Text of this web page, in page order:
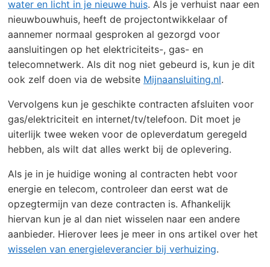
water en licht in je nieuwe huis. Als je verhuist naar een
nieuwbouwhuis, heeft de projectontwikkelaar of
aannemer normaal gesproken al gezorgd voor
aansluitingen op het elektriciteits-, gas- en
telecomnetwerk. Als dit nog niet gebeurd is, kun je dit
ook zelf doen via de website Mijnaansluiting.nl.
Vervolgens kun je geschikte contracten afsluiten voor
gas/elektriciteit en internet/tv/telefoon. Dit moet je
uiterlijk twee weken voor de opleverdatum geregeld
hebben, als wilt dat alles werkt bij de oplevering.
Als je in je huidige woning al contracten hebt voor
energie en telecom, controleer dan eerst wat de
opzegtermijn van deze contracten is. Afhankelijk
hiervan kun je al dan niet wisselen naar een andere
aanbieder. Hierover lees je meer in ons artikel over het
wisselen van energieleverancier bij verhuizing.